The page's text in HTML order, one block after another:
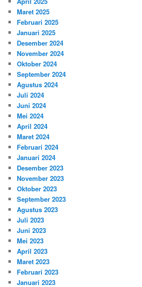
Maret 2025
Februari 2025
Januari 2025
Desember 2024
November 2024
Oktober 2024
September 2024
Agustus 2024
Juli 2024
Juni 2024
Mei 2024
April 2024
Maret 2024
Februari 2024
Januari 2024
Desember 2023
November 2023
Oktober 2023
September 2023
Agustus 2023
Juli 2023
Juni 2023
Mei 2023
April 2023
Maret 2023
Februari 2023
Januari 2023